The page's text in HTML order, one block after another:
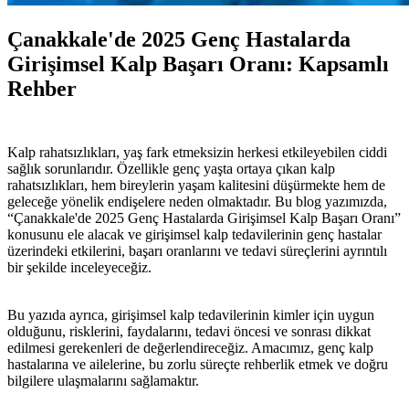
Çanakkale'de 2025 Genç Hastalarda
Girişimsel Kalp Başarı Oranı: Kapsamlı
Rehber
Kalp rahatsızlıkları, yaş fark etmeksizin herkesi etkileyebilen ciddi
sağlık sorunlarıdır. Özellikle genç yaşta ortaya çıkan kalp
rahatsızlıkları, hem bireylerin yaşam kalitesini düşürmekte hem de
geleceğe yönelik endişelere neden olmaktadır. Bu blog yazımızda,
“Çanakkale'de 2025 Genç Hastalarda Girişimsel Kalp Başarı Oranı”
konusunu ele alacak ve girişimsel kalp tedavilerinin genç hastalar
üzerindeki etkilerini, başarı oranlarını ve tedavi süreçlerini ayrıntılı
bir şekilde inceleyeceğiz.
Bu yazıda ayrıca, girişimsel kalp tedavilerinin kimler için uygun
olduğunu, risklerini, faydalarını, tedavi öncesi ve sonrası dikkat
edilmesi gerekenleri de değerlendireceğiz. Amacımız, genç kalp
hastalarına ve ailelerine, bu zorlu süreçte rehberlik etmek ve doğru
bilgilere ulaşmalarını sağlamaktır.